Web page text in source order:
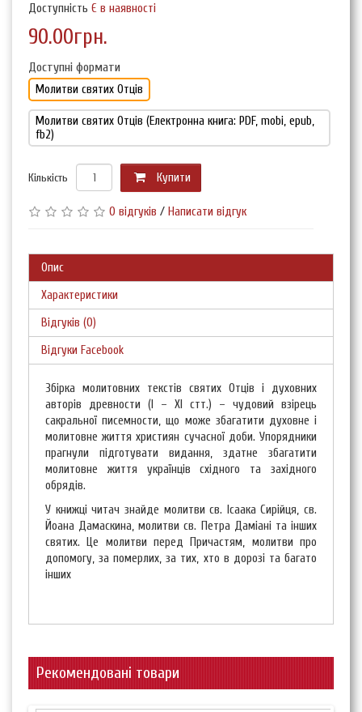
Доступність Є в наявності
90.00грн.
Доступні формати
Молитви святих Отців
Молитви святих Отців (Електронна книга: PDF, mobi, epub,
fb2)
Кількість Купити
0 відгуків / Написати відгук
Опис
Характеристики
Відгуків (0)
Відгуки Facebook
Збірка молитовних текстів святих Отців і духовних
авторів древности (I – XI стт.) – чудовий взірець
сакральної писемности, що може збагатити духовне і
молитовне життя християн сучасної доби. Упорядники
прагнули підготувати видання, здатне збагатити
молитовне життя українців східного та західного
обрядів.
У книжці читач знайде молитви св. Ісаака Сирійця, св.
Йоана Дамаскина, молитви св. Петра Даміані та інших
святих. Це молитви перед Причастям, молитви про
допомогу, за померлих, за тих, хто в дорозі та багато
інших
Рекомендовані товари